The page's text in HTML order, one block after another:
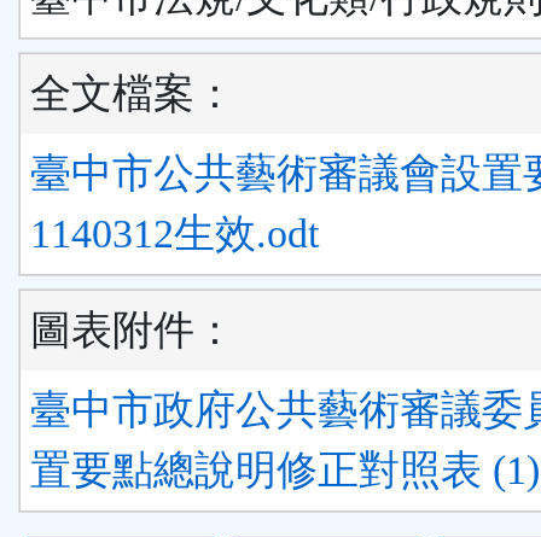
全文檔案：
臺中市公共藝術審議會設置
1140312生效.odt
圖表附件：
臺中市政府公共藝術審議委
置要點總說明修正對照表